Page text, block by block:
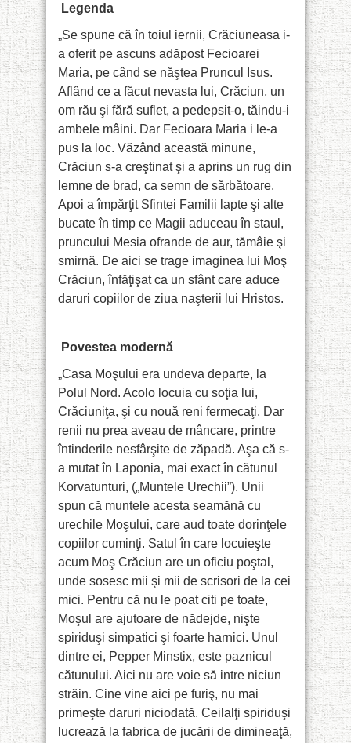
Legenda
„Se spune că în toiul iernii, Crăciuneasa i-
a oferit pe ascuns adăpost Fecioarei
Maria, pe când se năştea Pruncul Isus.
Aflând ce a făcut nevasta lui, Crăciun, un
om rău şi fără suflet, a pedepsit-o, tăindu-i
ambele mâini. Dar Fecioara Maria i le-a
pus la loc. Văzând această minune,
Crăciun s-a creştinat şi a aprins un rug din
lemne de brad, ca semn de sărbătoare.
Apoi a împărţit Sfintei Familii lapte şi alte
bucate în timp ce Magii aduceau în staul,
pruncului Mesia ofrande de aur, tămâie şi
smirnă. De aici se trage imaginea lui Moş
Crăciun, înfăţişat ca un sfânt care aduce
daruri copiilor de ziua naşterii lui Hristos.
Povestea modernă
„Casa Moşului era undeva departe, la
Polul Nord. Acolo locuia cu soţia lui,
Crăciuniţa, şi cu nouă reni fermecaţi. Dar
renii nu prea aveau de mâncare, printre
întinderile nesfârşite de zăpadă. Aşa că s-
a mutat în Laponia, mai exact în cătunul
Korvatunturi, („Muntele Urechii”). Unii
spun că muntele acesta seamănă cu
urechile Moşului, care aud toate dorinţele
copiilor cuminţi. Satul în care locuieşte
acum Moş Crăciun are un oficiu poştal,
unde sosesc mii şi mii de scrisori de la cei
mici. Pentru că nu le poat citi pe toate,
Moşul are ajutoare de nădejde, nişte
spiriduşi simpatici şi foarte harnici. Unul
dintre ei, Pepper Minstix, este paznicul
cătunului. Aici nu are voie să intre niciun
străin. Cine vine aici pe furiş, nu mai
primeşte daruri niciodată. Ceilalţi spiriduşi
lucrează la fabrica de jucării de dimineaţă,